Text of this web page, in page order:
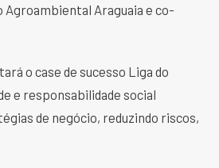
Araguaia e co-
o case de sucesso Liga do
e responsabilidade social
de negócio, reduzindo riscos,